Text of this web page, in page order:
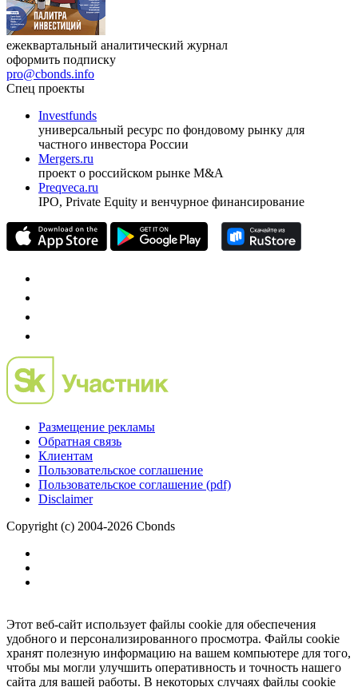
ежеквартальный аналитический журнал
оформить подписку
pro@cbonds.info
Спец проекты
Investfunds
универсальный ресурс по фондовому рынку для
частного инвестора России
проект о российском рынке M&A
Preqveca.ru
Размещение рекламы
Обратная связь
Пользовательское соглашение
Copyright (c) 2004-2026 Cbonds
Этот веб-сайт использует файлы cookie для обеспечения